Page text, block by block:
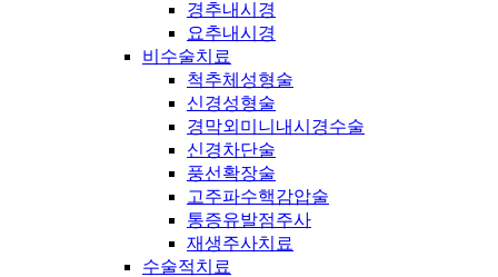
경추내시경
요추내시경
비수술치료
척추체성형술
신경성형술
경막외미니내시경수술
신경차단술
풍선확장술
고주파수핵감압술
통증유발점주사
재생주사치료
수술적치료